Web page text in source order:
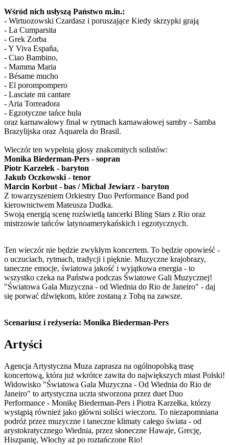
Wśród nich usłyszą Państwo m.in.:
- Wirtuozowski Czardasz i poruszające Kiedy skrzypki grają
- La Cumparsita
- Grek Zorba
- Y Viva España,
- Ciao Bambino,
- Mamma Maria
- Bésame mucho
- El porompompero
- Lasciate mi cantare
- Aria Torreadora
- Egzotyczne tańce hula
oraz karnawałowy finał w rytmach karnawałowej samby - Samba
Brazylijska oraz Aquarela do Brasil.
Wieczór ten wypełnią głosy znakomitych solistów:
Monika Biederman-Pers - sopran
Piotr Karzełek - baryton
Jakub Oczkowski - tenor
Marcin Korbut - bas / Michał Jewiarz - baryton
Z towarzyszeniem Orkiestry Duo Performance Band pod
kierownictwem Mateusza Dudka.
Swoją energią scenę rozświetlą tancerki Bling Stars z Rio oraz
mistrzowie tańców latynoamerykańskich i egzotycznych.
Ten wieczór nie będzie zwykłym koncertem. To będzie opowieść -
o uczuciach, rytmach, tradycji i pięknie. Muzyczne krajobrazy,
taneczne emocje, światowa jakość i wyjątkowa energia - to
wszystko czeka na Państwa podczas Światowe Gali Muzycznej!
"Światowa Gala Muzyczna - od Wiednia do Rio de Janeiro" - daj
się porwać dźwiękom, które zostaną z Tobą na zawsze.
Scenariusz i reżyseria: Monika Biederman-Pers
Artyści
Agencja Artystyczna Muza zaprasza na ogólnopolską trasę
koncertową, która już wkrótce zawita do największych miast Polski!
Widowisko "Światowa Gala Muzyczna - Od Wiednia do Rio de
Janeiro" to artystyczna uczta stworzona przez duet Duo
Performance - Monikę Biederman-Pers i Piotra Karzełka, którzy
wystąpią również jako główni soliści wieczoru. To niezapomniana
podróż przez muzyczne i taneczne klimaty całego świata - od
arystokratycznego Wiednia, przez słoneczne Hawaje, Grecję,
Hiszpanię, Włochy aż po roztańczone Rio!